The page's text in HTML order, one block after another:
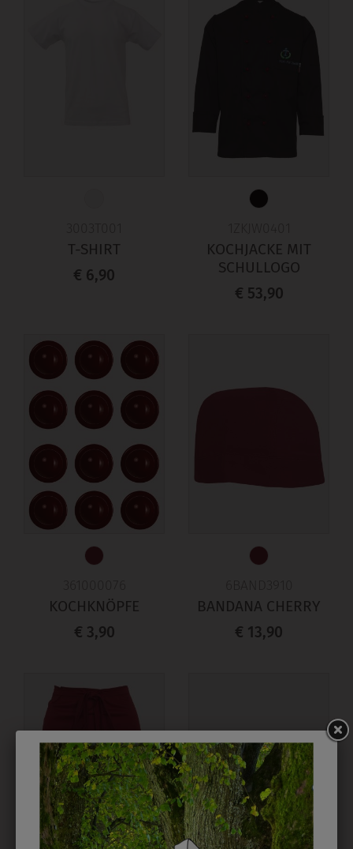
T-SHIRT
€ 6,90
KOCHJACKE MIT
SCHULLOGO
€ 53,90
KOCHKNÖPFE
€ 3,90
BANDANA CHERRY
€ 13,90